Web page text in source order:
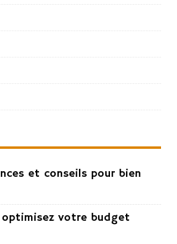
et conseils pour bien
optimisez votre budget